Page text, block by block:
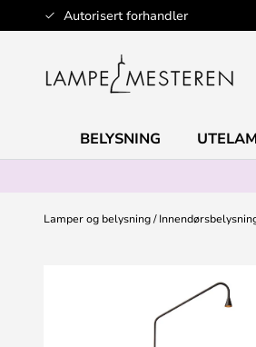
Autorisert forhandler
Hopp
til
BELYSNING
Lamper og belysning